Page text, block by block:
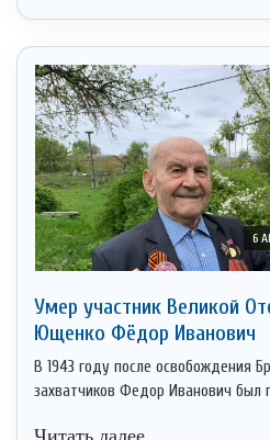
6
Умер участник Великой
Ющенко Фёдор Иванович
В 1943 году после освобождения
захватчиков Федор Иванович был